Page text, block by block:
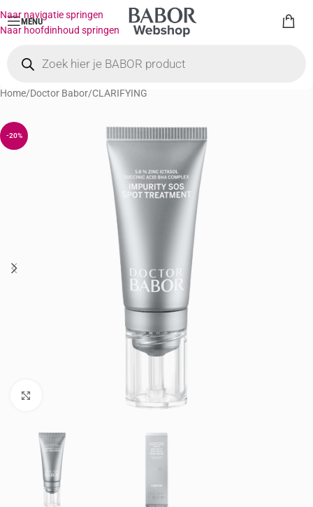
Naar navigatie springen
Naar hoofdinhoud springen
MENU
Home/Doctor Babor/CLARIFYING
-20%